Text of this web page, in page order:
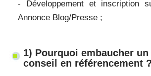
- Développement et inscription
Annonce Blog/Presse ;
1) Pourquoi embaucher
conseil en référencement ?